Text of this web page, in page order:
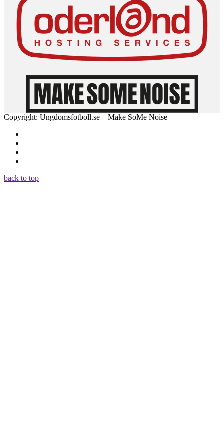
Copyright: Ungdomsfotboll.se – Make SoMe Noise
back to top